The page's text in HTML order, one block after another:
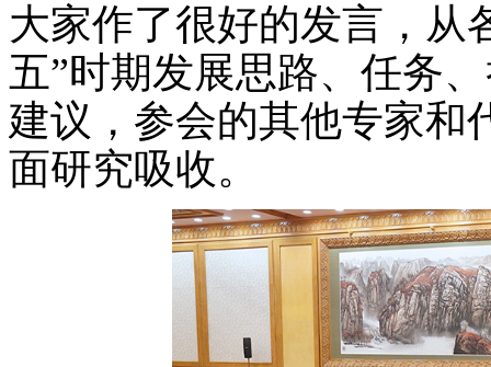
大家作了很好的发言，从
五”时期发展思路、任务
建议，参会的其他专家和
面研究吸收。